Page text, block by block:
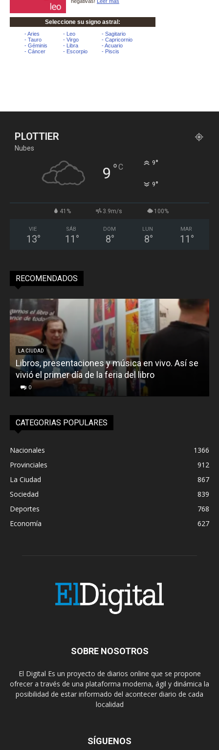
PLOTTIER
Nubes
9 °C 9°
9°
41% 3.9m/s 100%
VIE
13°
SÁB
11 °
DOM
8°
LUN
8°
MAR
11 °
RECOMENDADOS
LA CIUDAD
Libros, presentaciones y música en vivo. Así se
vivió el primer día de la feria del libro
0
CATEGORIAS POPULARES
Nacionales
1366
Provinciales
912
La Ciudad
867
Sociedad
839
Deportes
768
Economía
627
SOBRE NOSOTROS
El Digital Es un proyecto de diarios online que se propone
ofrecer a través de una plataforma moderna, ágil y dinámica la
posibilidad de estar informado del acontecer diario de cada
localidad
SÍGUENOS